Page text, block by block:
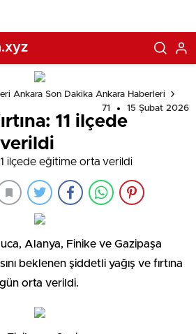
Ankara Son Dakika Ankara Haberleri
71
15 Şubat 2026
11 ilçede
Alanya, Finike ve Gazipaşa
beklenen şiddetli yağış ve fırtına
orta verildi.